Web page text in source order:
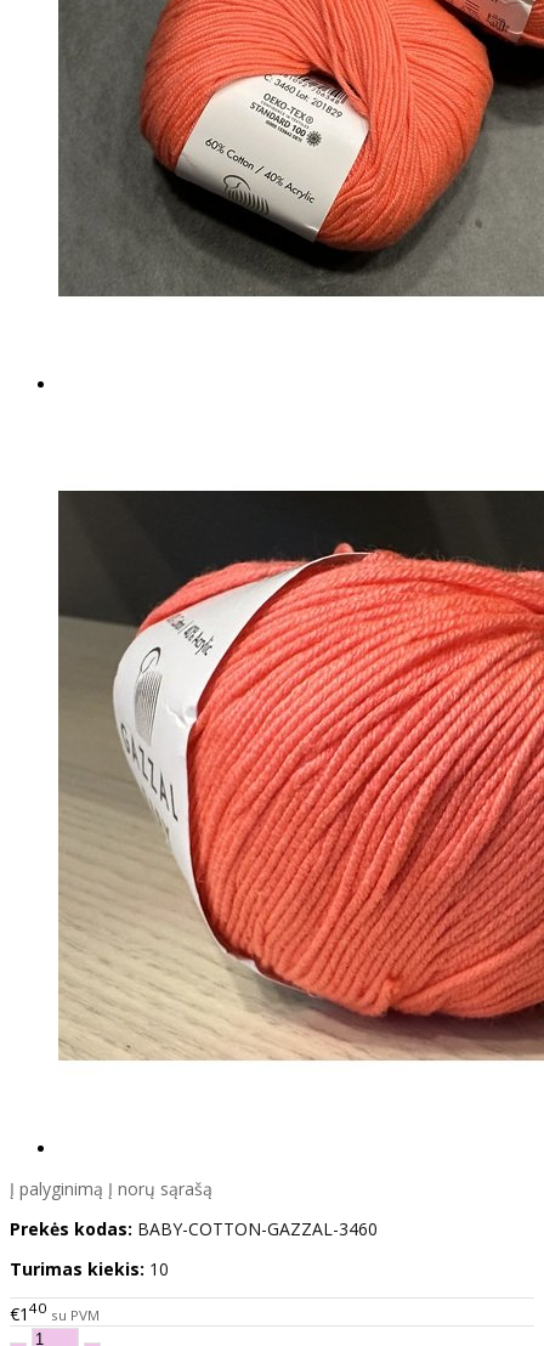
Į palyginimą Į norų sąrašą
Prekės kodas: BABY-COTTON-GAZZAL-3460
Turimas kiekis: 10
€1 40 su PVM